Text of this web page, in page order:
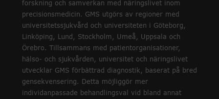
forskning och samverkan med näringslivet inom
precisionsmedicin. GMS utgörs av regioner med
universitetssjukvård och universiteten i Göteborg,
Linköping, Lund, Stockholm, Umeå, Uppsala och
Örebro. Tillsammans med patientorganisationer,
hälso- och sjukvården, universitet och näringslivet
utvecklar GMS förbättrad diagnostik, baserat på bred
gensekvensering. Detta möjliggör mer
individanpassade behandlingsval vid bland annat